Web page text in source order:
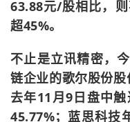
63.88元/股相比，
超45%。
不止是立讯精密，
链企业的歌尔股份
去年11月9日盘中
45.77%；蓝思科技